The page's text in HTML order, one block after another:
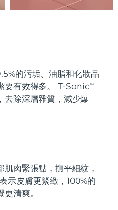
的污垢、油脂和化妝品
要有效得多。 T-SonicTM
去除深層雜質，減少爆
肉緊張點，撫平細紋，
示皮膚更緊緻，100%的
清爽。
預計送達日期8/11/26
預計送達日期
預計送達日期 8/15/26
預計送達日期8/11/26